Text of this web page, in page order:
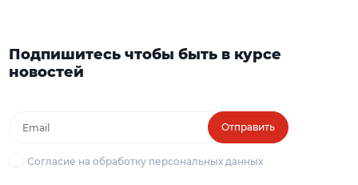
Подпишитесь чтобы быть в курсе
новостей
Отправить
Согласие на обработку персональных данных